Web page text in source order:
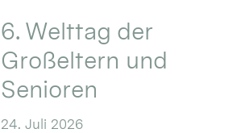
6. Welttag der
Großeltern und
Senioren
24. Juli 2026